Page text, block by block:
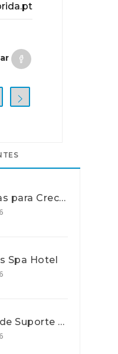
Educadoras para Creche e J.I., Lisboa
Spa Hotel
Operador de Suporte Operacional